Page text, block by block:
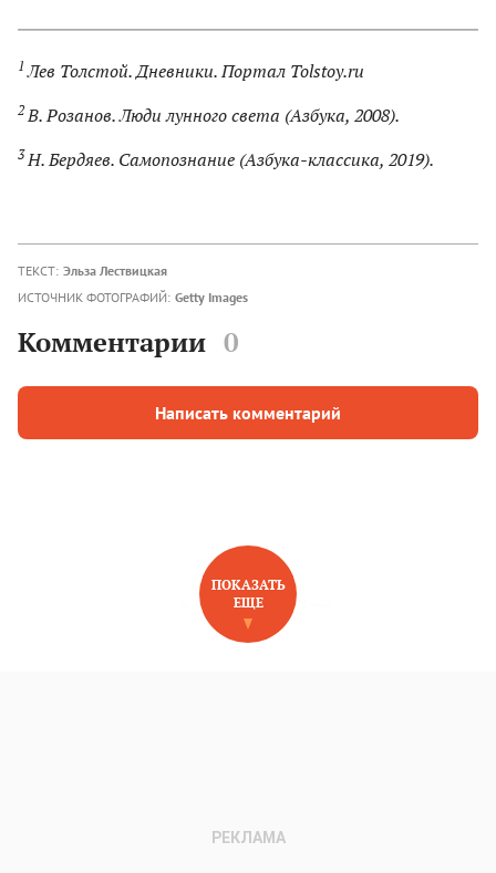
1 Лев Толстой. Дневники. Портал Tolstoy.ru
2 В. Розанов. Люди лунного света (Азбука, 2008).
3Н. Бердяев. Самопознание (Азбука-классика, 2019).
ТЕКСТ: Эльза Лествицкая
ИСТОЧНИК ФОТОГРАФИЙ: Getty Images
Комментарии 0
Написать комментарий
НОВОЕ НА САЙТЕ
ПОКАЗАТЬ
ЕЩЕ